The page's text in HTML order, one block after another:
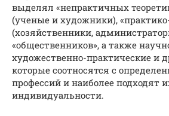
выделял «непрактичных
(ученые и художники),
(хозяйственники,
«общественников», а также
художественно-практические и
которые соотносятся с
профессий и наиболее подходят
индивидуальности.